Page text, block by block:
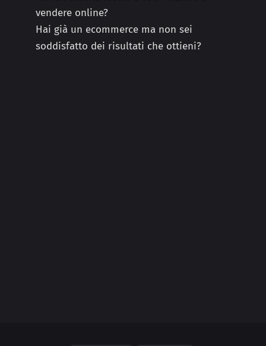
vendere online?
Hai già un ecommerce ma non sei
soddisfatto dei risultati che ottieni?